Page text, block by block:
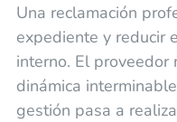
Una reclamación
expediente y reducir
interno. El proveedor
dinámica
gestión pasa a